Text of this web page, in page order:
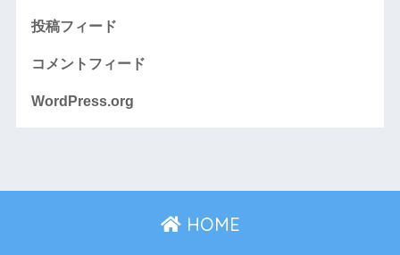
投稿フィード
コメントフィード
WordPress.org
HOME